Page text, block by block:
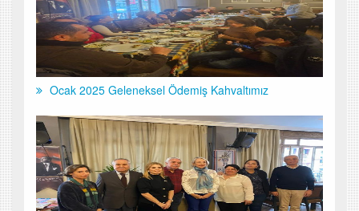
Ocak 2025 Geleneksel Ödemiş Kahvaltımız